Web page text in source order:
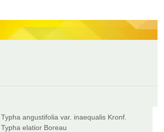
Typha angustifolia var. inaequalis Kronf.
Typha elatior Boreau